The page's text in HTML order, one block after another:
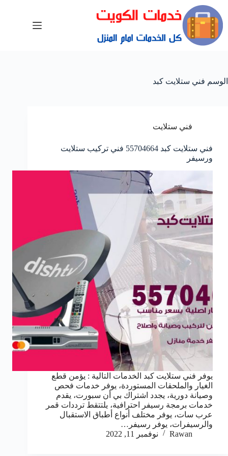
الوسم فني ستلايت كبد
فني ستلايت
فني ستلايت كبد 55704664 فني تركيب ستلايت
ورسيفر
يوفر فني ستلايت كبد الخدمات التالية : يؤمن قطع
الغيار والملحقات المستوردة، يوفر خدمات فحص
وصيانة دورية، يجدد اشتراك بي أن سبورت، يقدم
خدمات برمجة رسيفر احترافية، يلتتقط ترددات قمر
عرب سات، يوفر مختلف أنواع أطباق الاستقبال
والرسيفرات، يوفر رسيفر…
Rawan
نوفمبر 11, 2022